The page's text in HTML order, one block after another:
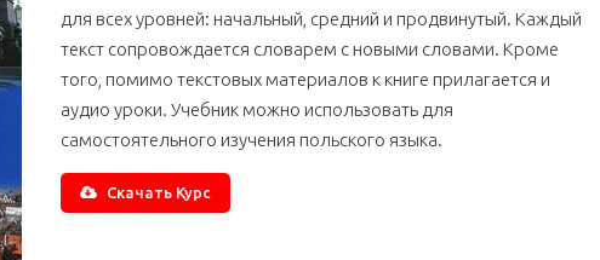
для всех уровней: начальный, средний и продвинутый. Каждый
текст сопровождается словарем с новыми словами. Кроме
того, помимо текстовых материалов к книге прилагается и
аудио уроки. Учебник можно использовать для
самостоятельного изучения польского языка.
Скачать Курс